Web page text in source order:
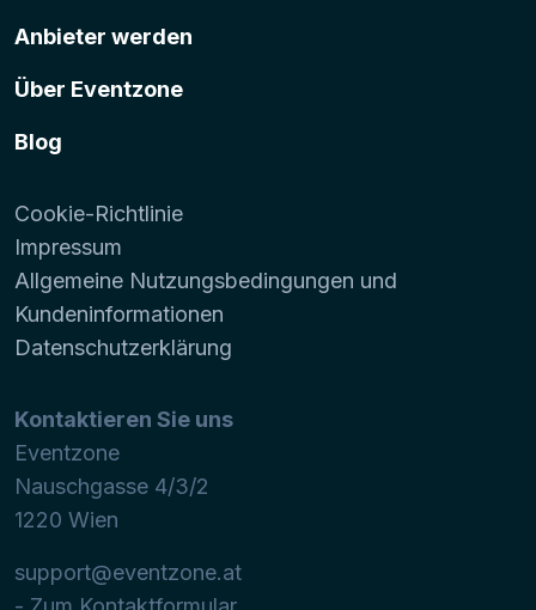
Anbieter werden
Über Eventzone
Blog
Cookie-Richtlinie
Impressum
Allgemeine Nutzungsbedingungen und
Kundeninformationen
Datenschutzerklärung
Kontaktieren Sie uns
Eventzone
Nauschgasse 4/3/2
1220 Wien
support@eventzone.at